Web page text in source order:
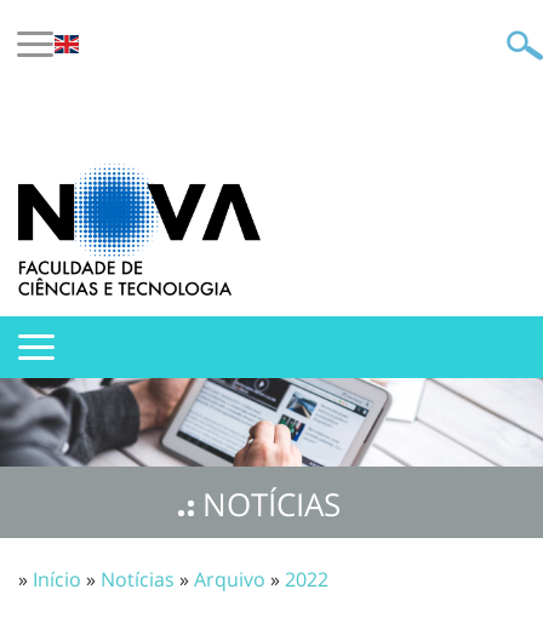
NOTÍCIAS
» Início » Notícias »Arquivo »2022